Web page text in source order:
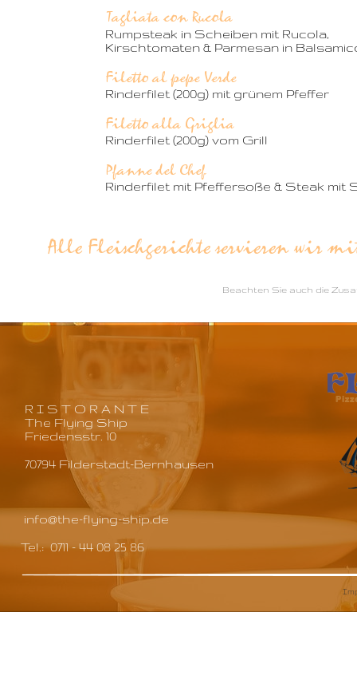
Tel.:  0711 - 44 08 25 86
info@the-flying-ship.de
R I S T O R A N T E
The Flying Ship
Friedensstr. 10
70794 Filderstadt-Bernhausen
Tagliata con Rucola
Rumpsteak in Scheiben mit Rucola,
Kirschtomaten & Parmesan in
Filetto al pepe Verde
Rinderfilet (200g) mit grünem Pfeffer
Filetto alla Griglia
Rinderfilet (200g) vom Grill
Pfanne del Chef
Rinderfilet mit Pfeffersoße & Steak mit
Beachten Sie auch die
Alle Fleischgerichte servieren wir